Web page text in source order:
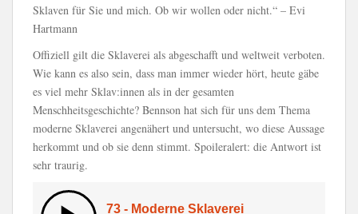
Sklaven für Sie und mich. Ob wir wollen oder nicht.“ – Evi
Hartmann
Offiziell gilt die Sklaverei als abgeschafft und weltweit verboten.
Wie kann es also sein, dass man immer wieder hört, heute gäbe
es viel mehr Sklav:innen als in der gesamten
Menschheitsgeschichte? Bennson hat sich für uns dem Thema
moderne Sklaverei angenähert und untersucht, wo diese Aussage
herkommt und ob sie denn stimmt. Spoileralert: die Antwort ist
sehr traurig.